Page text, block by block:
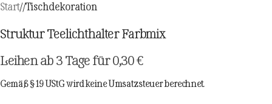
Start/ Tischdekoration
Struktur Teelichthalter Farbmix
Leihen ab 3 Tage für0,30€
Gemäß § 19 UStG wird keine Umsatzsteuer berechnet.